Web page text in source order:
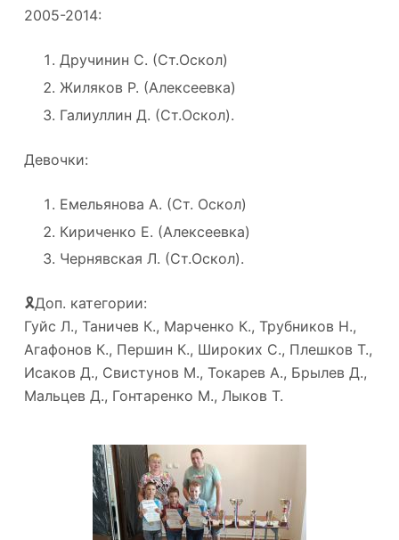
2005-2014:
Дручинин С. (Ст.Оскол)
Жиляков Р. (Алексеевка)
Галиуллин Д. (Ст.Оскол).
Девочки:
Емельянова А. (Ст. Оскол)
Кириченко Е. (Алексеевка)
Чернявская Л. (Ст.Оскол).
🎗Доп. категории:
Гуйс Л., Таничев К., Марченко К., Трубников Н.,
Агафонов К., Першин К., Широких С., Плешков Т.,
Исаков Д., Свистунов М., Токарев А., Брылев Д.,
Мальцев Д., Гонтаренко М., Лыков Т.